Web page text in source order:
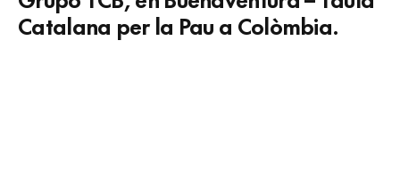
Catalana per la Pau a Colòmbia.